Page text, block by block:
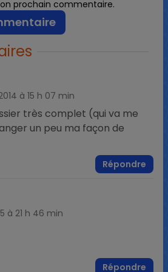
prochain commentaire.
à 15 h 07 min
très complet (qui va me
un peu ma façon de
Répondre
à 21 h 46 min
Répondre